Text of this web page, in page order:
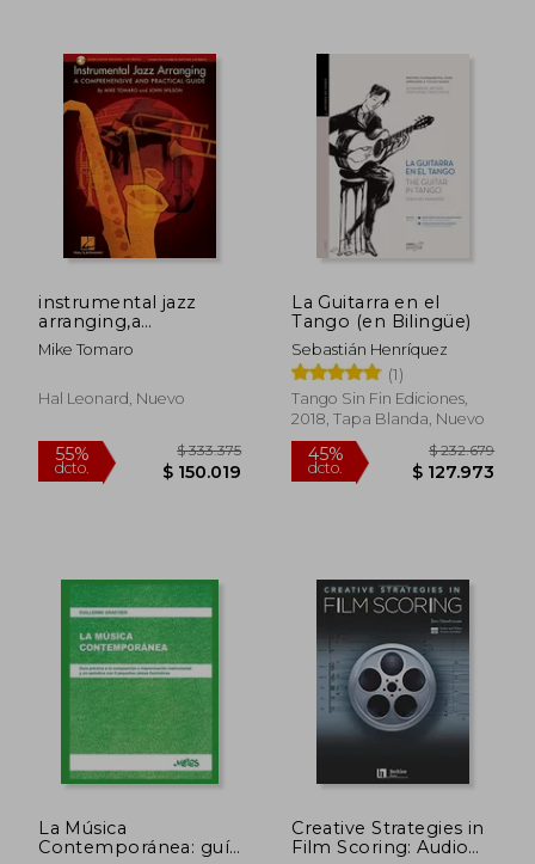
55%
dcto.
$ 139.456
$ 62.755
55%
dcto.
55%
dcto.
$ 78.063 55%
dcto.
instrumental jazz
arranging,a
comprehensive and
practical guide
Mike Tomaro
Hal Leonard, Nuevo
La Guitarra en el
Tango (en Bilingüe)
Sebastián Henríquez
(1)
Tango Sin Fin Ediciones,
2018, Tapa Blanda, Nuevo
La Música
Contemporánea: guía
Creative Strategies in
Film Scoring: Audio